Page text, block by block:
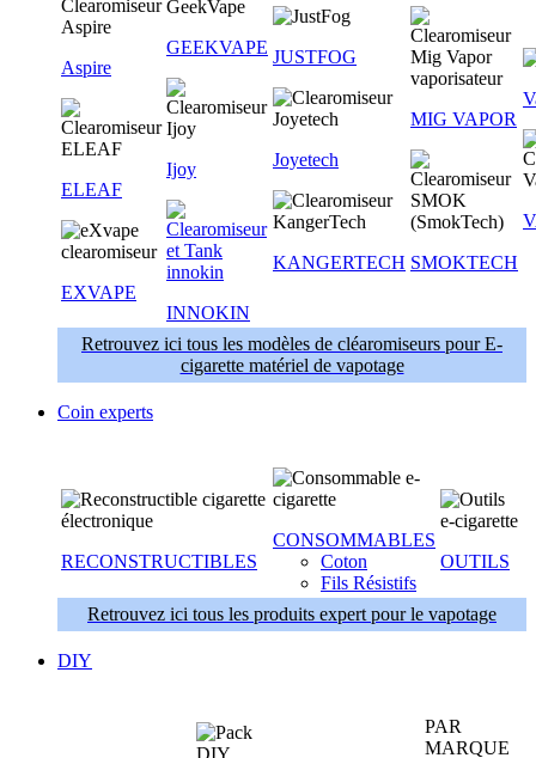
Aspire
ELEAF
EXVAPE
GEEKVAPE
Ijoy
INNOKIN
JUSTFOG
Joyetech
KANGERTECH
MIG VAPOR
SMOKTECH
Retrouvez ici tous les modèles de cléaromiseurs pour E-
cigarette matériel de vapotage
Coin experts
RECONSTRUCTIBLES
CONSOMMABLES
Coton
Fils Résistifs
OUTILS
Retrouvez ici tous les produits expert pour le vapotage
DIY
PAR
MARQUE